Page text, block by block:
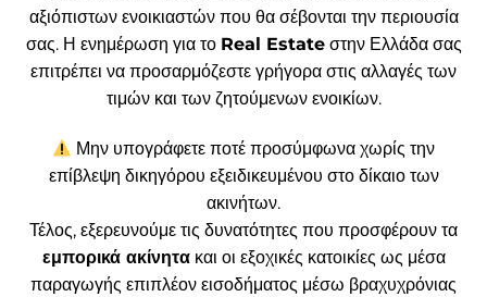
αξιόπιστων ενοικιαστών που θα σέβονται την περιουσία
σας. Η ενημέρωση για το Real Estateστην Ελλάδα σας
επιτρέπει να προσαρμόζεστε γρήγορα στις αλλαγές των
τιμών και των ζητούμενων ενοικίων.
Μην υπογράφετε ποτέ προσύμφωνα χωρίς την
επίβλεψη δικηγόρου εξειδικευμένου στο δίκαιο των
ακινήτων.
Τέλος, εξερευνούμε τις δυνατότητες που προσφέρουν τα
εμπορικά ακίνητακαι οι εξοχικές κατοικίες ως μέσα
παραγωγής επιπλέον εισοδήματος μέσω βραχυχρόνιας